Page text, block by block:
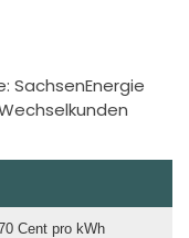
SachsenEnergie
Cent pro kWh